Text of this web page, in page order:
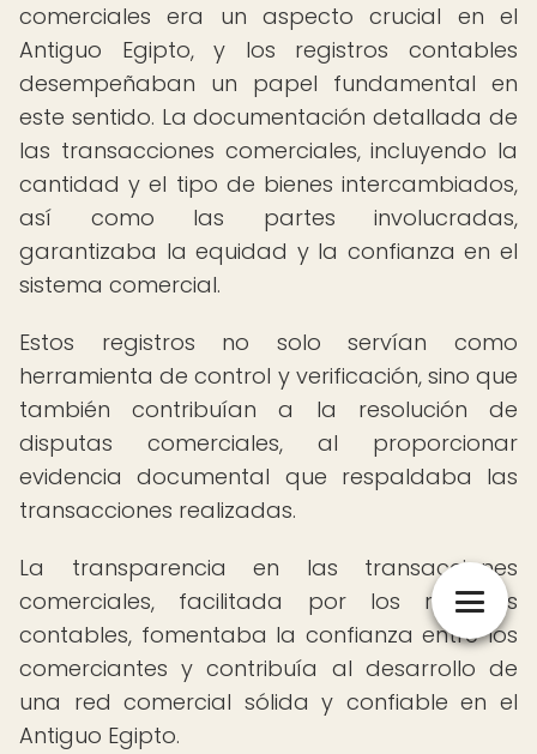
comerciales era un aspecto crucial en el
Antiguo Egipto, y los registros contables
desempeñaban un papel fundamental en
este sentido. La documentación detallada de
las transacciones comerciales, incluyendo la
cantidad y el tipo de bienes intercambiados,
así como las partes involucradas,
garantizaba la equidad y la confianza en el
sistema comercial.
Estos registros no solo servían como
herramienta de control y verificación, sino que
también contribuían a la resolución de
disputas comerciales, al proporcionar
evidencia documental que respaldaba las
transacciones realizadas.
La transparencia en las transacciones
comerciales, facilitada por los registros
contables, fomentaba la confianza entre los
comerciantes y contribuía al desarrollo de
una red comercial sólida y confiable en el
Antiguo Egipto.